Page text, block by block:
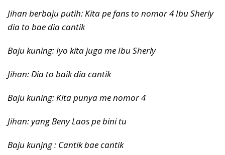
Jihan berbaju putih: Kita pe fans to nomor 4 Ibu Sherly
dia to bae dia cantik
Baju kuning: Iyo kita juga me Ibu Sherly
Jihan: Dia to baik dia cantik
Baju kuning: Kita punya me nomor 4
Jihan: yang Beny Laos pe bini tu
Baju kunjng : Cantik bae cantik